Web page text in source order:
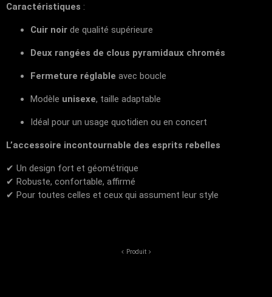
Caractéristiques :
Cuir noir de qualité supérieure
Deux rangées de clous pyramidaux chromés
Fermeture réglable avec boucle
Modèle unisexe, taille adaptable
Idéal pour un usage quotidien ou en concert
L’accessoire incontournable des esprits rebelles
✔ Un design fort et géométrique
✔ Robuste, confortable, affirmé
✔ Pour toutes celles et ceux qui assument leur style
Produit